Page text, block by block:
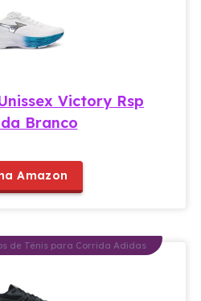
Victory Rsp
Branco
Amazon
de Tênis para Corrida Adidas